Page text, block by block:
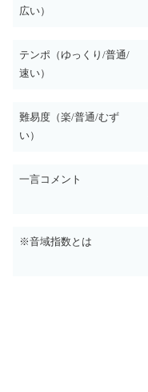
広い）
テンポ（ゆっくり/普通/
速い）
難易度（楽/普通/むず
い）
一言コメント
※音域指数とは